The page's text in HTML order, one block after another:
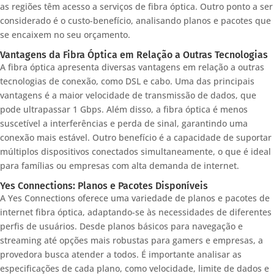
as regiões têm acesso a serviços de fibra óptica. Outro ponto a ser
considerado é o custo-benefício, analisando planos e pacotes que
se encaixem no seu orçamento.
Vantagens da Fibra Óptica em Relação a Outras Tecnologias
A fibra óptica apresenta diversas vantagens em relação a outras
tecnologias de conexão, como DSL e cabo. Uma das principais
vantagens é a maior velocidade de transmissão de dados, que
pode ultrapassar 1 Gbps. Além disso, a fibra óptica é menos
suscetível a interferências e perda de sinal, garantindo uma
conexão mais estável. Outro benefício é a capacidade de suportar
múltiplos dispositivos conectados simultaneamente, o que é ideal
para famílias ou empresas com alta demanda de internet.
Yes Connections: Planos e Pacotes Disponíveis
A Yes Connections oferece uma variedade de planos e pacotes de
internet fibra óptica, adaptando-se às necessidades de diferentes
perfis de usuários. Desde planos básicos para navegação e
streaming até opções mais robustas para gamers e empresas, a
provedora busca atender a todos. É importante analisar as
especificações de cada plano, como velocidade, limite de dados e